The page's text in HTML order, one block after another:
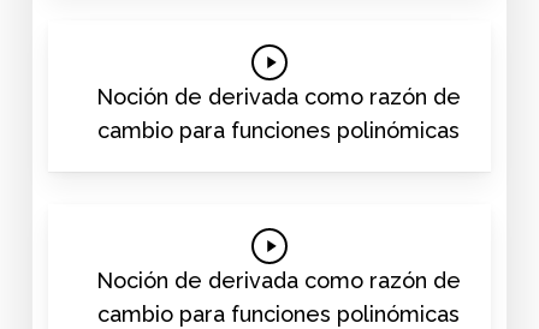
Play
Video
Noción de derivada como razón de
cambio para funciones polinómicas
Play
Video
Noción de derivada como razón de
cambio para funciones polinómicas